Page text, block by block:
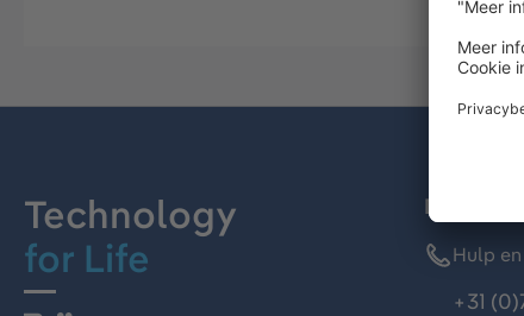
Technology
for Life
Dräger
Hulp
+31